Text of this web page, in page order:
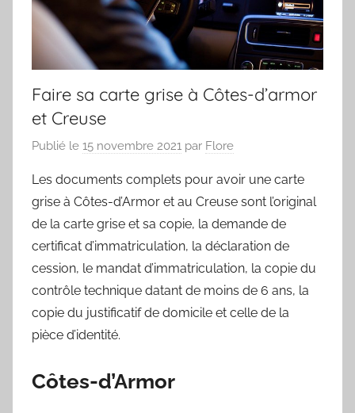
Faire sa carte grise à Côtes-d’armor
et Creuse
Publié le 15 novembre 2021 par Flore
Les documents complets pour avoir une carte
grise à Côtes-d’Armor et au Creuse sont l’original
de la carte grise et sa copie, la demande de
certificat d’immatriculation, la déclaration de
cession, le mandat d’immatriculation, la copie du
contrôle technique datant de moins de 6 ans, la
copie du justificatif de domicile et celle de la
pièce d’identité.
Côtes-d’Armor